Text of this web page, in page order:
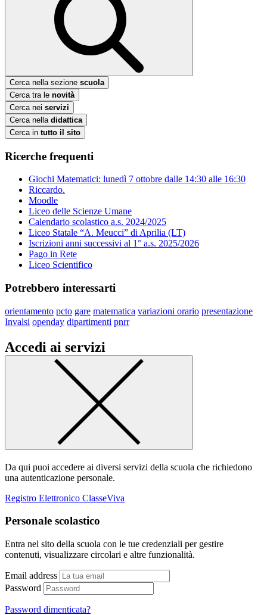
Cerca nella sezione scuola
Cerca tra le novità
Cerca nei servizi
Cerca nella didattica
Cerca in tutto il sito
Ricerche frequenti
Giochi Matematici: lunedì 7 ottobre dalle 14:30 alle 16:30
Riccardo.
Moodle
Liceo delle Scienze Umane
Calendario scolastico a.s. 2024/2025
Liceo Statale “A. Meucci” di Aprilia (LT)
Iscrizioni anni successivi al 1° a.s. 2025/2026
Pago in Rete
Liceo Scientifico
Potrebbero interessarti
orientamento pcto gare matematica variazioni orario presentazione
Invalsi openday dipartimenti pnrr
Accedi ai servizi
Da qui puoi accedere ai diversi servizi della scuola che richiedono
una autenticazione personale.
Registro Elettronico ClasseViva
Personale scolastico
Entra nel sito della scuola con le tue credenziali per gestire
contenuti, visualizzare circolari e altre funzionalità.
Email address
Password
Password dimenticata?